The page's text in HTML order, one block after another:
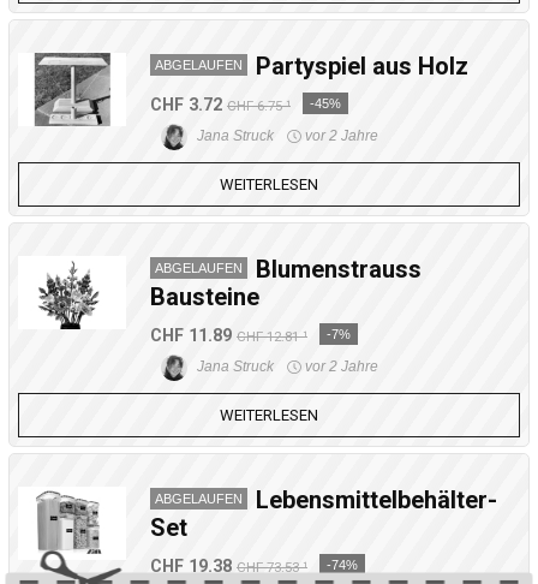
ABGELAUFEN Partyspiel aus Holz
CHF 3.72 CHF 6.75 ¹ -45%
Jana Struck vor 2 Jahre
WEITERLESEN
ABGELAUFEN
Blumenstrauss
Bausteine
CHF 11.89 CHF 12.81 ¹ -7%
Jana Struck vor 2 Jahre
WEITERLESEN
ABGELAUFEN
Lebensmittelbehälter-
Set
CHF 19.38 CHF 73.53 ¹ -74%